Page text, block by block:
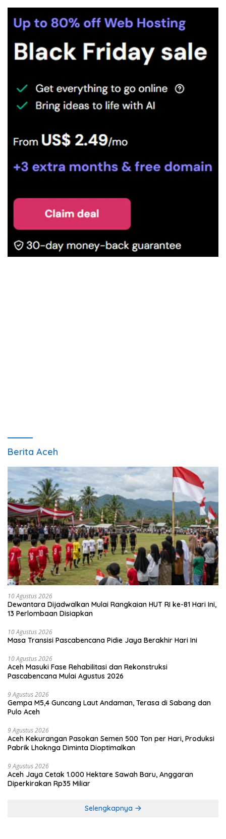
Berita Aceh
10 Agustus 2026
Dewantara Dijadwalkan Mulai Rangkaian HUT RI ke-81 Hari Ini,
13 Perlombaan Disiapkan
10 Agustus 2026
Masa Transisi Pascabencana Pidie Jaya Berakhir Hari Ini
10 Agustus 2026
Aceh Masuki Fase Rehabilitasi dan Rekonstruksi
Pascabencana Mulai Agustus 2026
9 Agustus 2026
Gempa M5,4 Guncang Laut Andaman, Terasa di Sabang dan
Pulo Aceh
9 Agustus 2026
Aceh Kekurangan Pasokan Semen 500 Ton per Hari, Produksi
Pabrik Lhoknga Diminta Dioptimalkan
9 Agustus 2026
Aceh Jaya Cetak 1.000 Hektare Sawah Baru, Anggaran
Diperkirakan Rp35 Miliar
Selengkapnya